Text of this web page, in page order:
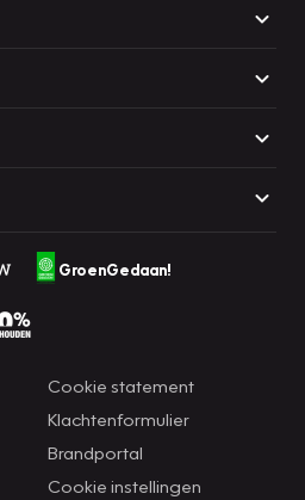
GroenGedaan!
Cookie statement
Klachtenformulier
Brandportal
Cookie instellingen